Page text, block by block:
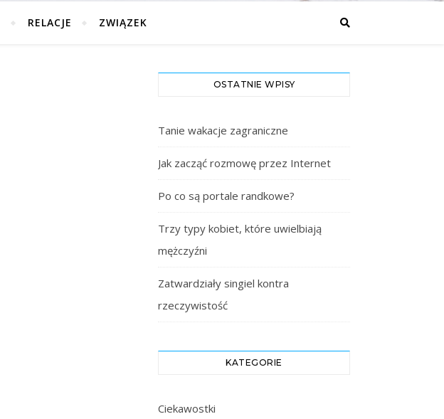
RELACJE ZWIĄZEK
OSTATNIE WPISY
Tanie wakacje zagraniczne
Jak zacząć rozmowę przez Internet
Po co są portale randkowe?
Trzy typy kobiet, które uwielbiają
mężczyźni
Zatwardziały singiel kontra
rzeczywistość
KATEGORIE
Ciekawostki